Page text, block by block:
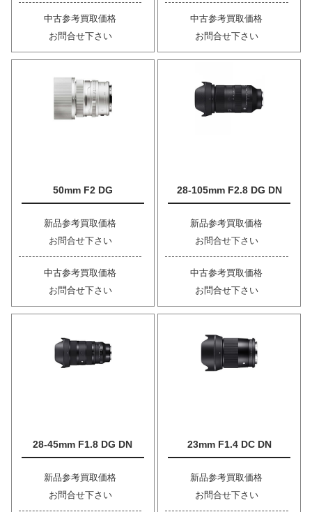
中古参考買取価格
お問合せ下さい
中古参考買取価格
お問合せ下さい
50mm F2 DG
新品参考買取価格
お問合せ下さい
中古参考買取価格
お問合せ下さい
28-105mm F2.8 DG DN
新品参考買取価格
お問合せ下さい
中古参考買取価格
お問合せ下さい
28-45mm F1.8 DG DN
新品参考買取価格
お問合せ下さい
23mm F1.4 DC DN
新品参考買取価格
お問合せ下さい